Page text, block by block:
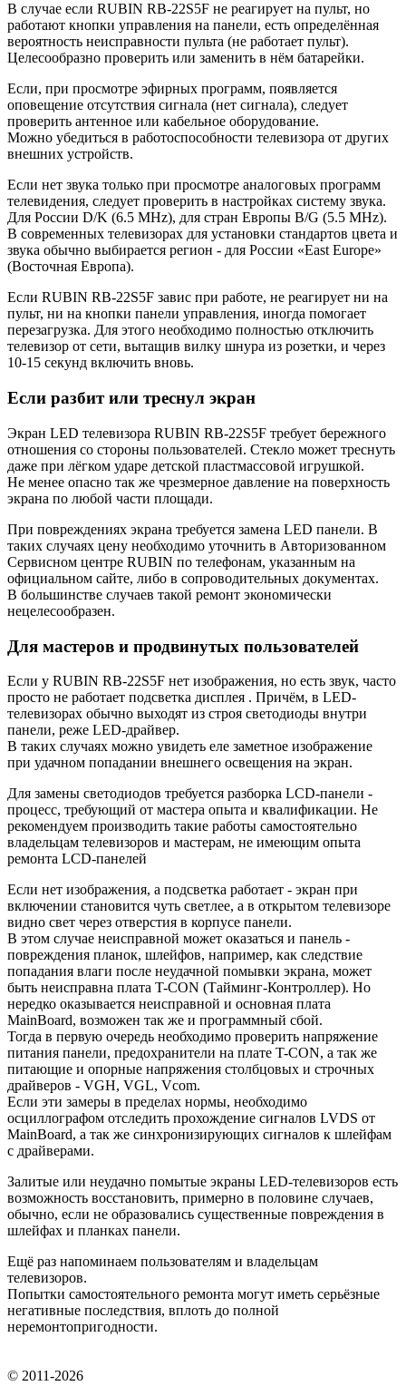
В случае если RUBIN RB-22S5F не реагирует на пульт, но
работают кнопки управления на панели, есть определённая
вероятность неисправности пульта (не работает пульт).
Целесообразно проверить или заменить в нём батарейки.
Если, при просмотре эфирных программ, появляется
оповещение отсутствия сигнала (нет сигнала), следует
проверить антенное или кабельное оборудование.
Можно убедиться в работоспособности телевизора от других
внешних устройств.
Если нет звука только при просмотре аналоговых программ
телевидения, следует проверить в настройках систему звука.
Для России D/K (6.5 MHz), для стран Европы B/G (5.5 MHz).
В современных телевизорах для установки стандартов цвета и
звука обычно выбирается регион - для России «East Europe»
(Восточная Европа).
Если RUBIN RB-22S5F завис при работе, не реагирует ни на
пульт, ни на кнопки панели управления, иногда помогает
перезагрузка. Для этого необходимо полностью отключить
телевизор от сети, вытащив вилку шнура из розетки, и через
10-15 секунд включить вновь.
Если разбит или треснул экран
Экран LED телевизора RUBIN RB-22S5F требует бережного
отношения со стороны пользователей. Стекло может треснуть
даже при лёгком ударе детской пластмассовой игрушкой.
Не менее опасно так же чрезмерное давление на поверхность
экрана по любой части площади.
При повреждениях экрана требуется замена LED панели. В
таких случаях цену необходимо уточнить в Авторизованном
Сервисном центре RUBIN по телефонам, указанным на
официальном сайте, либо в сопроводительных документах.
В большинстве случаев такой ремонт экономически
нецелесообразен.
Для мастеров и продвинутых пользователей
Если у RUBIN RB-22S5F нет изображения, но есть звук, часто
просто не работает подсветка дисплея . Причём, в LED-
телевизорах обычно выходят из строя светодиоды внутри
панели, реже LED-драйвер.
В таких случаях можно увидеть еле заметное изображение
при удачном попадании внешнего освещения на экран.
Для замены светодиодов требуется разборка LCD-панели -
процесс, требующий от мастера опыта и квалификации. Не
рекомендуем производить такие работы самостоятельно
владельцам телевизоров и мастерам, не имеющим опыта
ремонта LCD-панелей
Если нет изображения, а подсветка работает - экран при
включении становится чуть светлее, а в открытом телевизоре
видно свет через отверстия в корпусе панели.
В этом случае неисправной может оказаться и панель -
повреждения планок, шлейфов, например, как следствие
попадания влаги после неудачной помывки экрана, может
быть неисправна плата T-CON (Тайминг-Контроллер). Но
нередко оказывается неисправной и основная плата
MainBoard, возможен так же и программный сбой.
Тогда в первую очередь необходимо проверить напряжение
питания панели, предохранители на плате T-CON, а так же
питающие и опорные напряжения столбцовых и строчных
драйверов - VGH, VGL, Vcom.
Если эти замеры в пределах нормы, необходимо
осциллографом отследить прохождение сигналов LVDS от
MainBoard, а так же синхронизирующих сигналов к шлейфам
с драйверами.
Залитые или неудачно помытые экраны LED-телевизоров есть
возможность восстановить, примерно в половине случаев,
обычно, если не образовались существенные повреждения в
шлейфах и планках панели.
Ещё раз напоминаем пользователям и владельцам
телевизоров.
Попытки самостоятельного ремонта могут иметь серьёзные
негативные последствия, вплоть до полной
неремонтопригодности.
© 2011-2026